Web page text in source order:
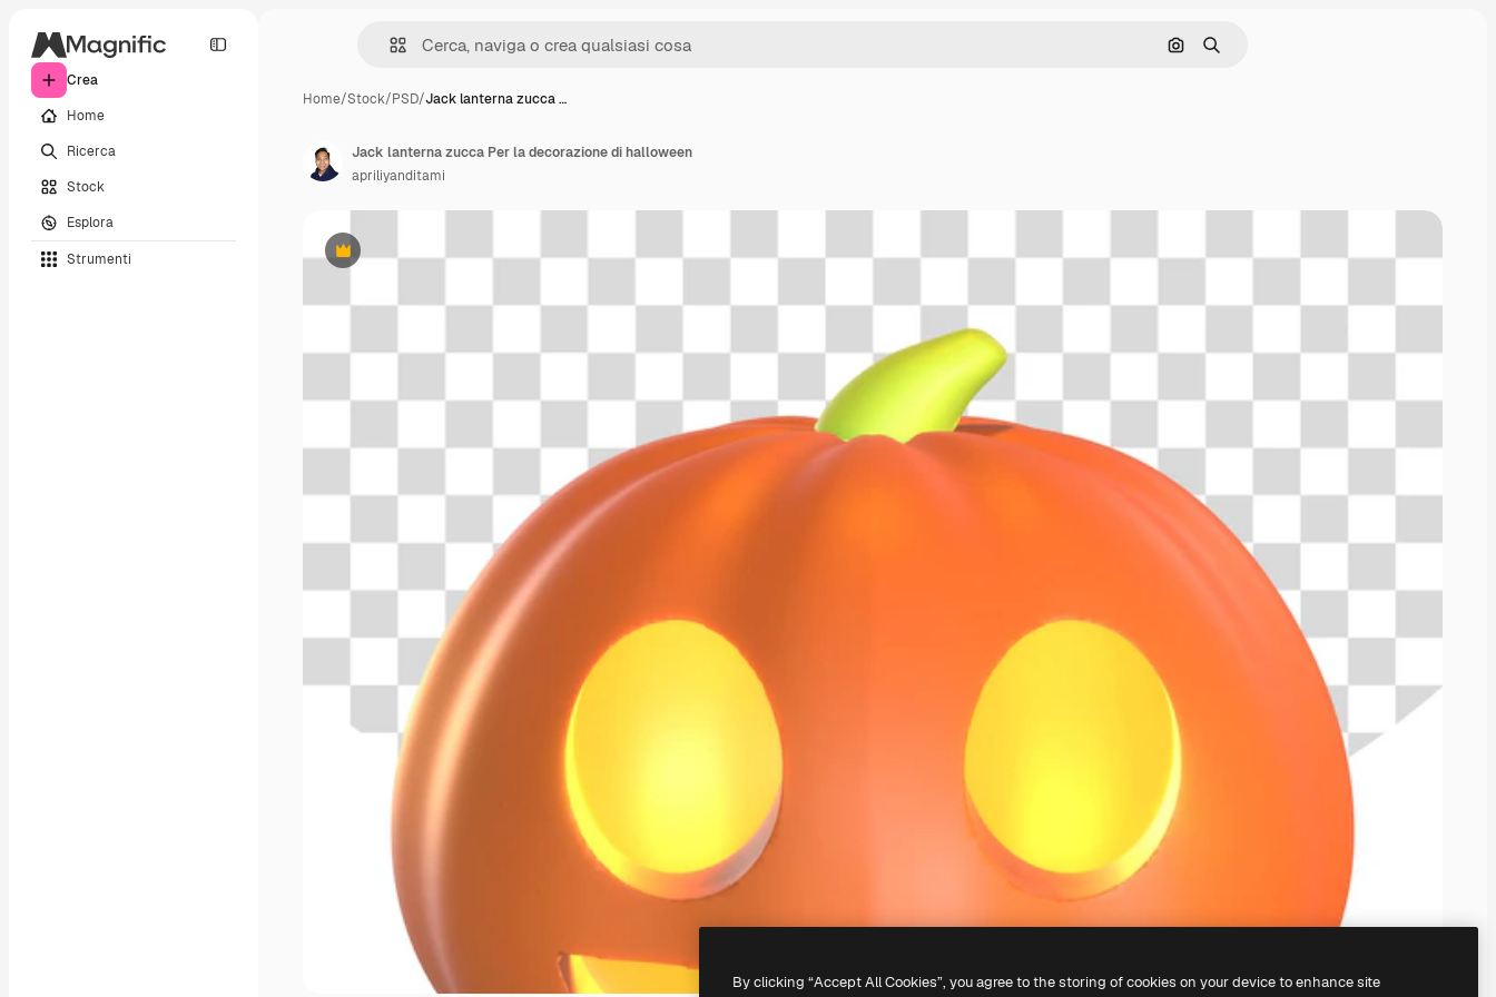
Crea
Home
Ricerca
Stock
Esplora
Strumenti
Cerca per immagine
Ricerca
Home/Stock/PSD/Jack lanterna zucca …
Premium
Jack lanterna zucca Per la decorazione di halloween
apriliyanditami
By clicking “Accept All Cookies”, you agree to the storing of cookies on your device to enhance site